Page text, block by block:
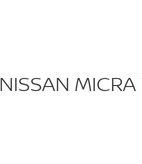
NISSAN